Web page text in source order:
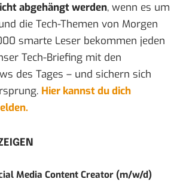
abgehängt werden, wenn es um
die Tech-Themen von Morgen
smarte Leser bekommen jeden
Tech-Briefing mit den
des Tages – und sichern sich
Hier kannst du dich
Media Content Creator (m/w/d)